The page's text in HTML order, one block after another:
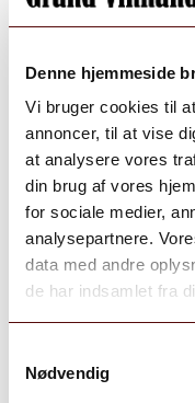
Denne hjemmeside
Vi bruger cookies til
annoncer, til at vise
at analysere vores
din brug af vores
for sociale medier,
analysepartnere.
data med andre
de har indsamlet fra
Nødvendig